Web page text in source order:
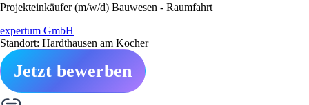
Projekteinkäufer (m/w/d) Bauwesen - Raumfahrt
expertum GmbH
Standort: Hardthausen am Kocher
Jetzt bewerben